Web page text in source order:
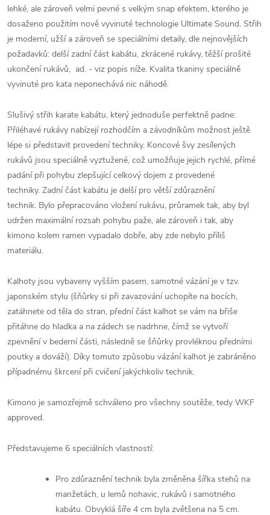
lehké, ale zároveň velmi pevné s velkým snap efektem, kterého je
dosaženo použitím nově vyvinuté technologie Ultimate Sound. Střih
je moderní, užší a zároveň se speciálními detaily, dle nejnovějších
požadavků: delší zadní část kabátu, zkrácené rukávy, těžší prošité
ukončení rukávů, ad. - viz popis níže. Kvalita tkaniny speciálně
vyvinuté pro kata neponechává nic náhodě.
Slušivý střih karate kabátu, který jednoduše perfektně padne:
Přiléhavé rukávy nabízejí rozhodčím a závodníkům možnost ještě
lépe si představit provedení techniky. Koncové švy zesílených
rukávů jsou speciálně vyztužené, což umožňuje jejich rychlé, přímé
padání při pohybu zlepšující celkový dojem z provedené
techniky. Zadní část kabátu je delší pro větší zdůraznění
technik. Bylo přepracováno vložení rukávu, průramek tak, aby byl
udržen maximální rozsah pohybu paže, ale zároveň i tak, aby
kimono kolem ramen vypadalo dobře, aby zde nebylo příliš
materiálu.
Kalhoty jsou vybaveny vyšším pasem, samotné vázání je v tzv.
japonském stylu (šňůrky si při zavazování uchopíte na bocích,
zatáhnete od těla do stran, přední část kalhot se vám na břiše
přitáhne do hladka a na zádech se nadrhne, čímž se vytvoří
zpevnění v bederní části, následně se šňůrky provléknou předními
poutky a dováží). Díky tomuto způsobu vázání kalhot je zabráněno
případnému škrcení při cvičení jakýchkoliv technik.
Kimono je samozřejmě schváleno pro všechny soutěže, tedy WKF
approved.
Představujeme 6 speciálních vlastností:
Pro zdůraznění technik byla změněna šířka stehů na
manžetách, u lemů nohavic, rukávů i samotného
kabátu. Obvyklá šíře 4 cm byla zvětšena na 5 cm.